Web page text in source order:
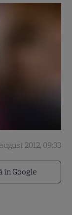
în Google
2012, 09:33